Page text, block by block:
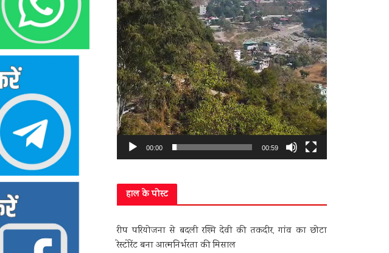
00:00 00:59
हाल के पोस्ट
रीप परियोजना से बदली रश्मि देवी की तकदीर, गांव का छोटा
रेस्टोरेंट बना आत्मनिर्भरता की मिसाल